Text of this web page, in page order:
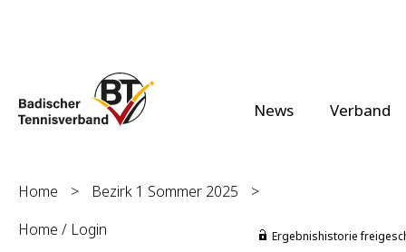
News Verband
Home > Bezirk 1 Sommer 2025
>
Home / Login
Ergebnishistorie